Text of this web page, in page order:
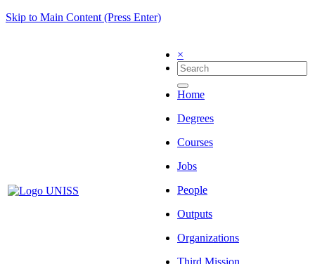
Skip to Main Content (Press Enter)
×
Home
Degrees
Courses
Jobs
People
Outputs
Organizations
Third Mission